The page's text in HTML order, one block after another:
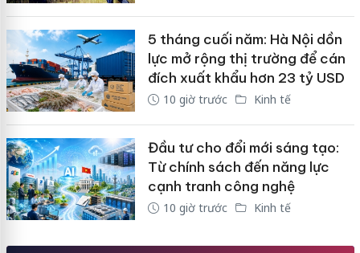
5 tháng cuối năm: Hà Nội dồn
lực mở rộng thị trường để cán
đích xuất khẩu hơn 23 tỷ USD
10 giờ trước Kinh tế
Đầu tư cho đổi mới sáng tạo:
Từ chính sách đến năng lực
cạnh tranh công nghệ
10 giờ trước Kinh tế